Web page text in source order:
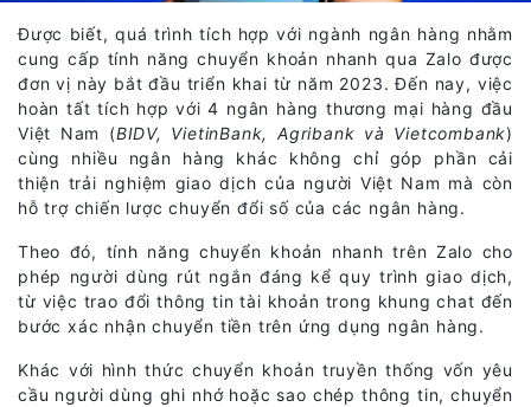
Được biết, quá trình tích hợp với ngành ngân hàng nhằm
cung cấp tính năng chuyển khoản nhanh qua Zalo được
đơn vị này bắt đầu triển khai từ năm 2023. Đến nay, việc
hoàn tất tích hợp với 4 ngân hàng thương mại hàng đầu
Việt Nam (BIDV, VietinBank, Agribank và Vietcombank)
cùng nhiều ngân hàng khác không chỉ góp phần cải
thiện trải nghiệm giao dịch của người Việt Nam mà còn
hỗ trợ chiến lược chuyển đổi số của các ngân hàng.
Theo đó, tính năng chuyển khoản nhanh trên Zalo cho
phép người dùng rút ngắn đáng kể quy trình giao dịch,
từ việc trao đổi thông tin tài khoản trong khung chat đến
bước xác nhận chuyển tiền trên ứng dụng ngân hàng.
Khác với hình thức chuyển khoản truyền thống vốn yêu
cầu người dùng ghi nhớ hoặc sao chép thông tin, chuyển